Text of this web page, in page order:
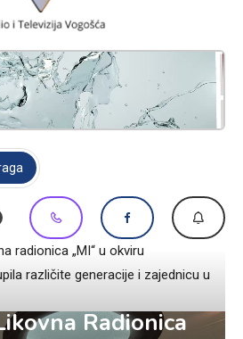
TELEVIZIJA VOGOŠĆA
radionica „MI“ u okviru
različite generacije i zajednicu u
Radionica